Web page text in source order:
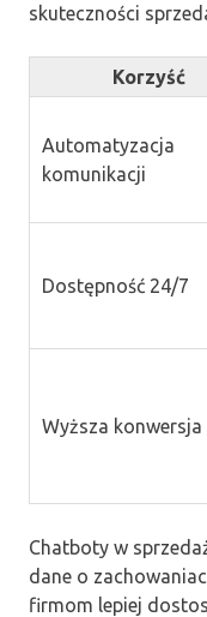
skuteczności
Korzyść
Automatyzacja
komunikacji
Dostępność 24/7
Wyższa konwersja
Chatboty w
dane o
firmom lepiej